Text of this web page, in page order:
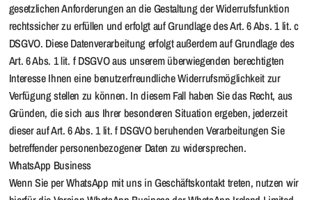
gesetzlichen Anforderungen an die Gestaltung der Widerrufsfunktion
rechtssicher zu erfüllen und erfolgt auf Grundlage des Art. 6 Abs. 1 lit. c
DSGVO. Diese Datenverarbeitung erfolgt außerdem auf Grundlage des
Art. 6 Abs. 1 lit. f DSGVO aus unserem überwiegenden berechtigten
Interesse Ihnen eine benutzerfreundliche Widerrufsmöglichkeit zur
Verfügung stellen zu können. In diesem Fall haben Sie das Recht, aus
Gründen, die sich aus Ihrer besonderen Situation ergeben, jederzeit
dieser auf Art. 6 Abs. 1 lit. f DSGVO beruhenden Verarbeitungen Sie
betreffender personenbezogener Daten zu widersprechen.
WhatsApp Business
Wenn Sie per WhatsApp mit uns in Geschäftskontakt treten, nutzen wir